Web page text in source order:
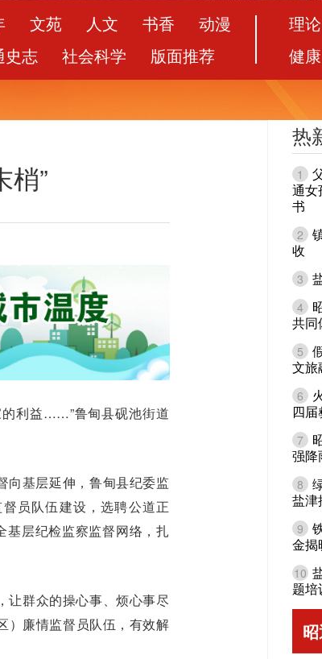
文苑 人文 书香
动漫
史志
社会科学 版面推荐
理论
健康
梢”
的利益……”鲁甸县砚池街道
向基层延伸，鲁甸县纪委监
员队伍建设，选聘公道正
基层纪检监察监督网络，扎
让群众的操心事、烦心事尽
）廉情监督员队伍，有效解
热
1
通女
书
2
收
3
4
共同
5
文旅
6
四
7
强降
8
盐津
9
金揭
10
题培